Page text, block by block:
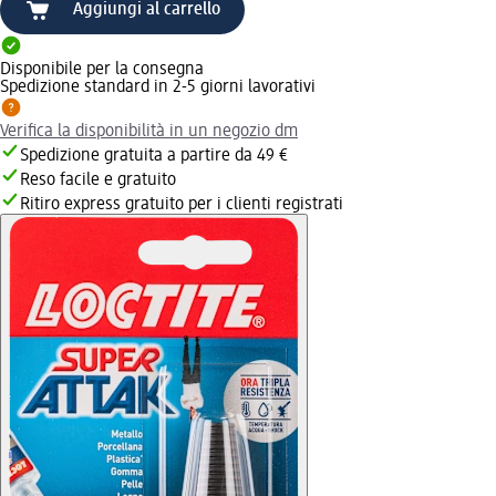
Aggiungi al carrello
Disponibile per la consegna
Spedizione standard in 2-5 giorni lavorativi
Verifica la disponibilità in un negozio dm
Spedizione gratuita a partire da 49 €
Reso facile e gratuito
Ritiro express gratuito per i clienti registrati